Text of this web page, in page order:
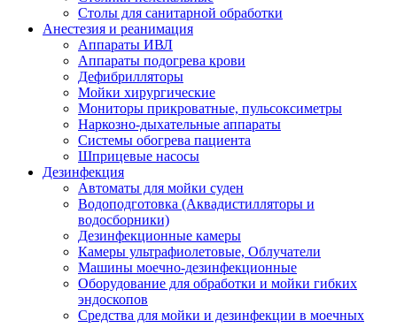
Столы для санитарной обработки
Анестезия и реанимация
Аппараты ИВЛ
Аппараты подогрева крови
Дефибрилляторы
Мойки хирургические
Мониторы прикроватные, пульсоксиметры
Наркозно-дыхательные аппараты
Системы обогрева пациента
Шприцевые насосы
Дезинфекция
Автоматы для мойки суден
Водоподготовка (Аквадистилляторы и
водосборники)
Дезинфекционные камеры
Камеры ультрафиолетовые, Облучатели
Машины моечно-дезинфекционные
Оборудование для обработки и мойки гибких
эндоскопов
Средства для мойки и дезинфекции в моечных